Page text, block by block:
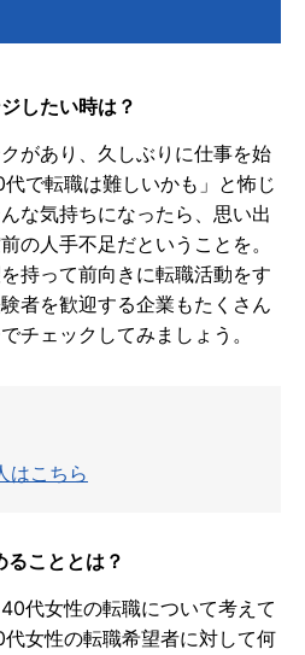
したい時は？
があり、久しぶりに仕事を始
で転職は難しいかも」と怖じ
な気持ちになったら、思い出
の人手不足だということを。
持って前向きに転職活動をす
者を歓迎する企業もたくさん
チェックしてみましょう。
はこちら
こととは？
代女性の転職について考えて
女性の転職希望者に対して何